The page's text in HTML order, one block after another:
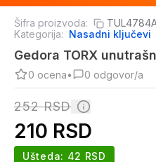
Šifra proizvoda:
Kategorija: Nasadni ključevi
Gedora TORX
0 ocena• 0 odgovor/a
252 RSD
210 RSD
Ušteda: 42 RSD